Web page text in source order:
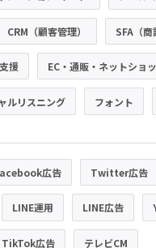
CRM（顧客管理） SFA（商
援 EC・通販・ネットショ
ルリスニング フォント
広告 Twitter広告
LINE運用 LINE広告
TikTok広告 テレビCM